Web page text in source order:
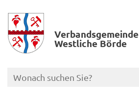
Verbands­gemeinde
Westliche Börde